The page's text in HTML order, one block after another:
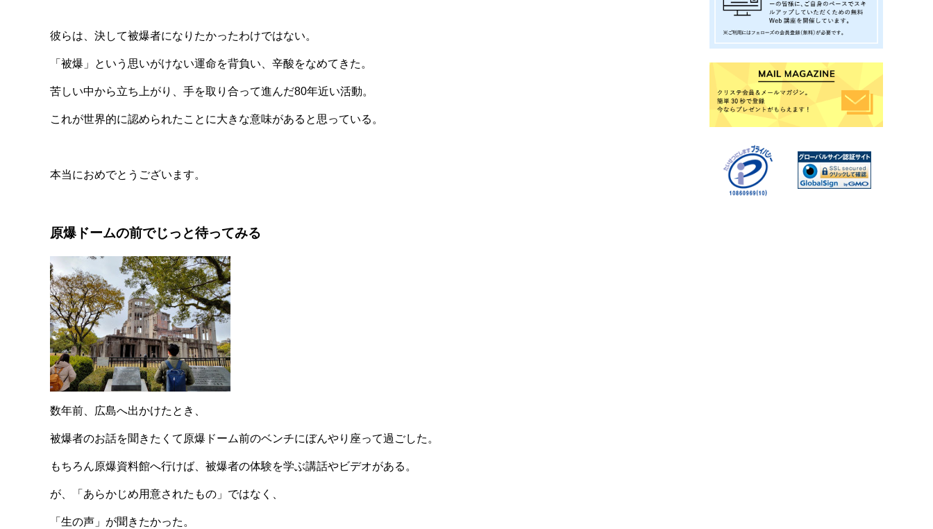
彼らは、決して被爆者になりたかったわけではない。
「被爆」という思いがけない運命を背負い、辛酸をなめてきた。
苦しい中から立ち上がり、手を取り合って進んだ80年近い活動。
これが世界的に認められたことに大きな意味があると思っている。
本当におめでとうございます。
原爆ドームの前でじっと待ってみる
数年前、広島へ出かけたとき、
被爆者のお話を聞きたくて原爆ドーム前のベンチにぼんやり座って過ごした。
もちろん原爆資料館へ行けば、被爆者の体験を学ぶ講話やビデオがある。
が、「あらかじめ用意されたもの」ではなく、
「生の声」が聞きたかった。